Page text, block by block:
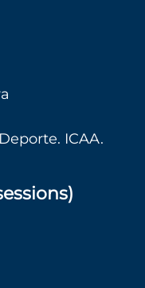
ICAA.